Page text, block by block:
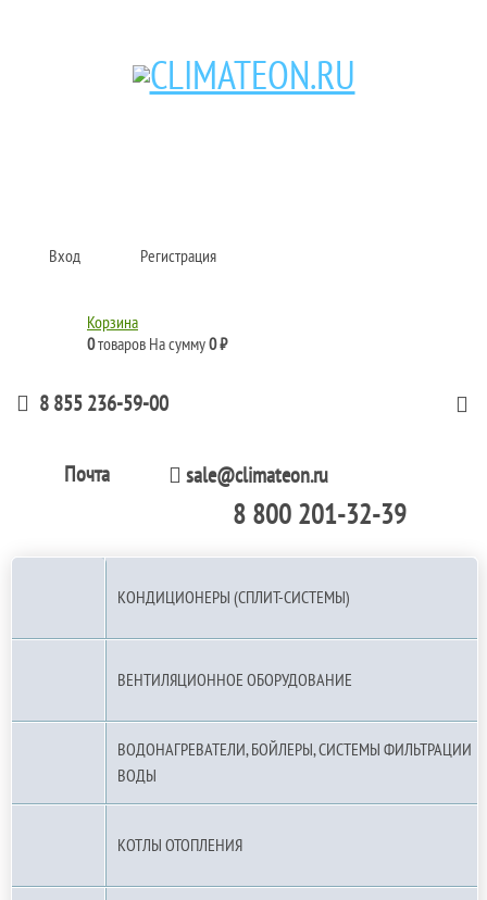
Кондиционеры и сплит-системы, газовые котлы, тепловые завесы, водяные
Вход Регистрация
Корзина
0товаров На сумму0 ₽
8 855 236-59-00
Почта sale@climateon.ru
8 800 201-32-39
КОНДИЦИОНЕРЫ (СПЛИТ-СИСТЕМЫ)
ВЕНТИЛЯЦИОННОЕ ОБОРУДОВАНИЕ
ВОДОНАГРЕВАТЕЛИ, БОЙЛЕРЫ, СИСТЕМЫ ФИЛЬТРАЦИИ
ВОДЫ
КОТЛЫ ОТОПЛЕНИЯ